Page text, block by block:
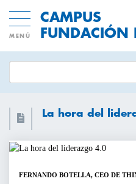
MENÚ
CAMPUS
FUNDACIÓN
ACTIVIDADES
CICLOS Y
CONFERENCIAS Y
DESARROLLO DE
INNOVACION Y MODELOS
NEGOCIO
La hora del
FERNANDO BOTELLA, CEO DE